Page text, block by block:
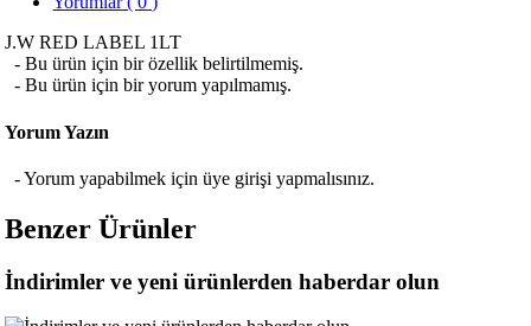
J.W RED LABEL 1LT
- Bu ürün için bir özellik belirtilmemiş.
- Bu ürün için bir yorum yapılmamış.
Yorum Yazın
- Yorum yapabilmek için üye girişi yapmalısınız.
Benzer Ürünler
İndirimler ve yeni ürünlerden haberdar olun